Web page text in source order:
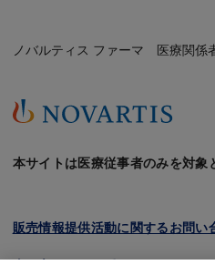
ノバルティス ファーマ 医療関係
本サイトは医療従事者のみを対象
販売情報提供活動に関するお問い
クッキーについて